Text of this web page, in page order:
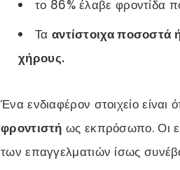
το 86% έλαβε φροντίδα
Τα αντίστοιχα ποσοστά
χήρους.
Ένα ενδιαφέρον στοιχείο είναι
φροντιστή ως εκπρόσωπο. Οι
των επαγγελματιών ίσως